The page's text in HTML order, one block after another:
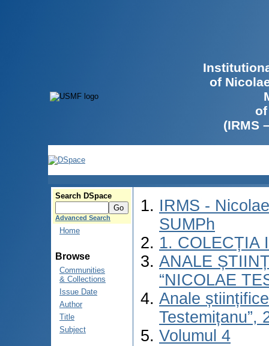
of
(IRMS
Search DSpace
Advanced Search
Home
Browse
Communities
& Collections
Issue Date
Author
Title
Subject
IRMS -
SUMPh
1. COLECȚIA
ANALE
“NICOLAE
Anale
Testemițanu”,
Volumul 4